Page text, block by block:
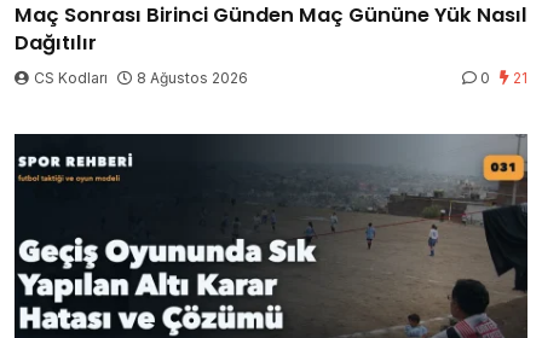
Maç Sonrası Birinci Günden Maç Gününe Yük Nasıl
Dağıtılır
CS Kodları 8 Ağustos 2026 0 21